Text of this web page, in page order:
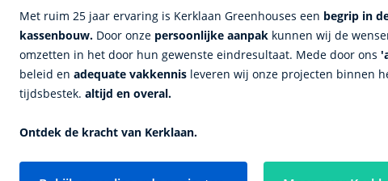
Met ruim 25 jaar ervaring is Kerklaan Greenhouses een begrip in
kassenbouw. Door onze persoonlijke aanpak kunnen wij de
omzetten in het door hun gewenste eindresultaat. Mede door ons
beleid en adequate vakkennis leveren wij onze projecten binnen
tijdsbestek. altijd en overal.
Ontdek de kracht van Kerklaan.